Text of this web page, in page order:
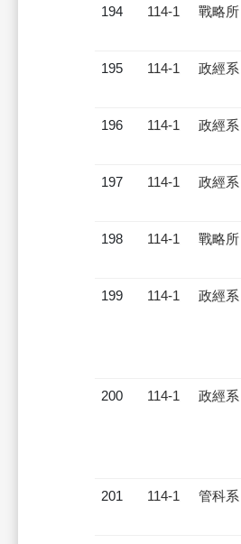
194 114-1 戰略所
195 114-1 政經系
196 114-1 政經系
197 114-1 政經系
198 114-1 戰略所
199 114-1 政經系
200 114-1 政經系
201 114-1 管科系